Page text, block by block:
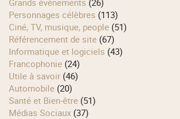
Personnages célèbres (113)
Ciné, TV, musique, people (51)
Référencement de site (67)
Informatique et logiciels (43)
Francophonie (24)
Utile à savoir (46)
Automobile (20)
Santé et Bien-être (51)
Médias Sociaux (37)